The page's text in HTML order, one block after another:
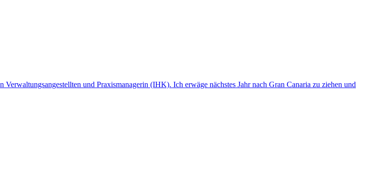
und Praxismanagerin (IHK). Ich erwäge nächstes Jahr nach Gran Canaria zu ziehen und